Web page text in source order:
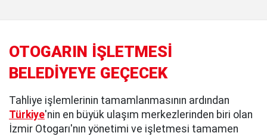
OTOGARIN İŞLETMESİ
BELEDİYEYE GEÇECEK
Tahliye işlemlerinin tamamlanmasının ardından
Türkiye'nin en büyük ulaşım merkezlerinden biri olan
İzmir Otogarı'nın yönetimi ve işletmesi tamamen